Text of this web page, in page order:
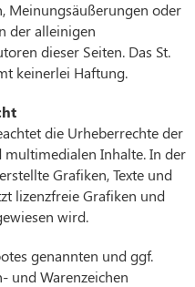
Meinungsäußerungen oder
der alleinigen
dieser Seiten. Das St.
keinerlei Haftung.
die Urheberrechte der
multimedialen Inhalte. In der
Grafiken, Texte und
lizenzfreie Grafiken und
wird.
genannten und ggf.
und Warenzeichen